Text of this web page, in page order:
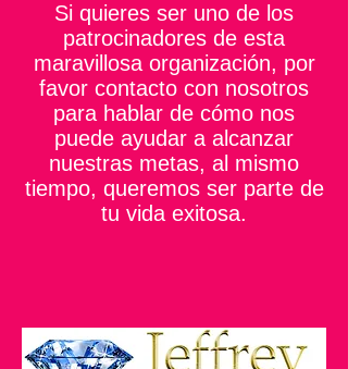
Si quieres ser uno de los
patrocinadores de esta
maravillosa organización, por
favor contacto con nosotros
para hablar de cómo nos
puede ayudar a alcanzar
nuestras metas, al mismo
tiempo, queremos ser parte de
tu vida exitosa.